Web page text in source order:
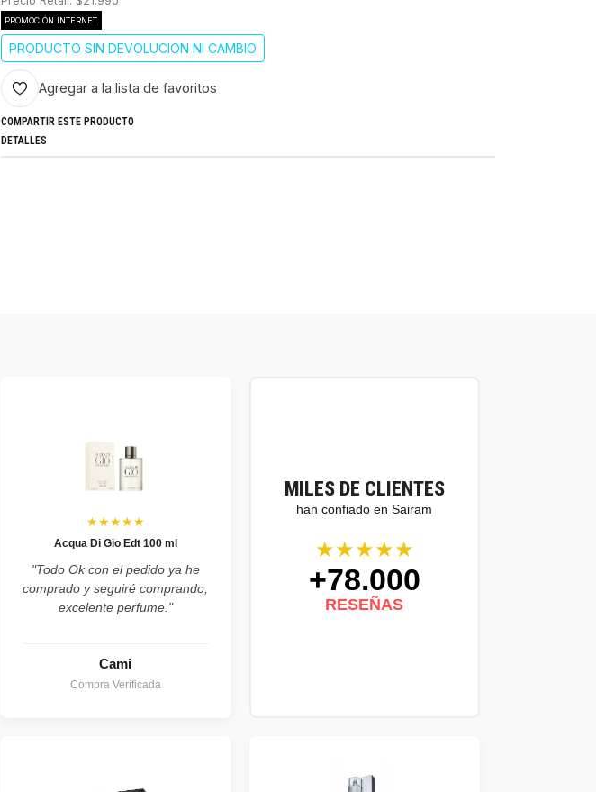
PROMOCIÓN INTERNET
PRODUCTO SIN DEVOLUCION NI CAMBIO
Agregar a la lista de favoritos
COMPARTIR ESTE PRODUCTO
DETALLES
MILES DE CLIENTES
han confiado en Sairam
★★★★★
+78.000
RESEÑAS
★★★★★
Acqua Di Gio Edt 100 ml
"Todo Ok con el pedido ya he
comprado y seguiré comprando,
excelente perfume."
Cami
Compra Verificada